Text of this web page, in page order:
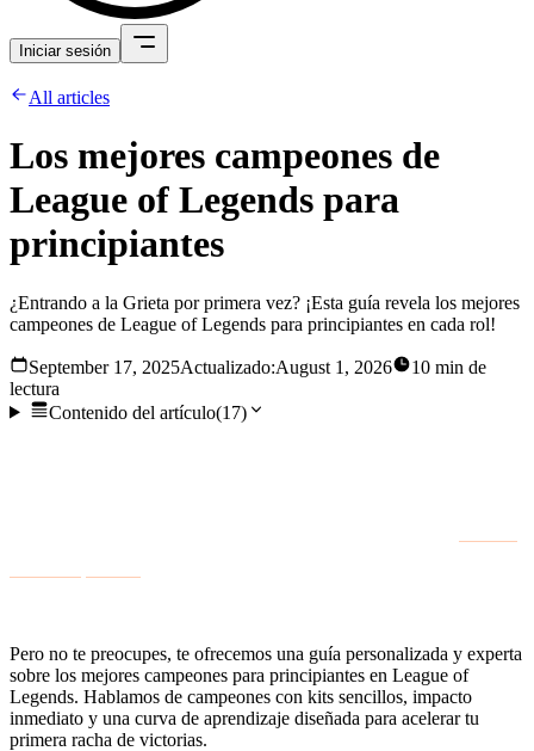
Iniciar sesión
All articles
Los mejores campeones de
League of Legends para
principiantes
¿Entrando a la Grieta por primera vez? ¡Esta guía revela los mejores
campeones de League of Legends para principiantes en cada rol!
September 17, 2025Actualizado:August 1, 2026
10 min de
lectura
Contenido del artículo(17)
Pero no te preocupes, te ofrecemos una guía personalizada y experta
sobre los mejores campeones para principiantes en League of
Legends. Hablamos de campeones con kits sencillos, impacto
inmediato y una curva de aprendizaje diseñada para acelerar tu
primera racha de victorias.